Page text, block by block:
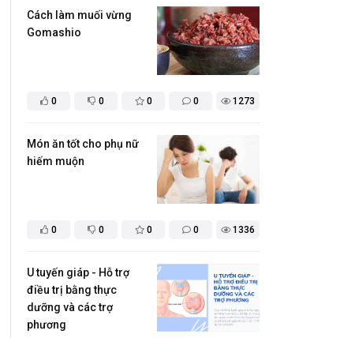
0 0 0 0 1273
Cách làm muối vừng
Gomashio
0 0 0 0 1336
​Món ăn tốt cho phụ nữ
hiếm muộn
U tuyến giáp - Hỗ trợ
điều trị bằng thực
dưỡng và các trợ
phương